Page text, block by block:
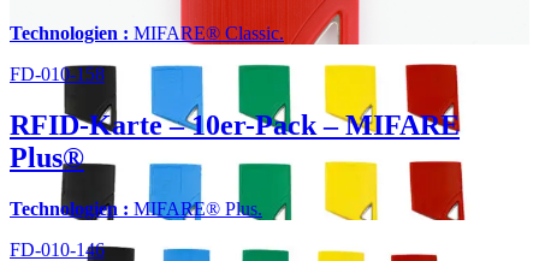
Technologien : MIFARE® Classic.
FD-010-158
RFID-Karte – 10er-Pack – MIFARE
Plus®
Technologien : MIFARE® Plus.
FD-010-146